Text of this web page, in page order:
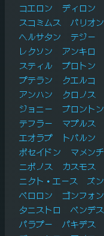
コエロン
ディロン
スコミムス
バリオン
ヘルサタン
テジー
レクソン
アンキロ
スティル
プロトン
プテラン
クエルコ
アンハン
クロノス
ジョニー
ブロントン
テフラー
マプルス
エオラプ
トバルン
ポセイドン
マメンチ
ニポノス
カスモス
ニクト・エース
ズ
ペロロン
ゴンフォン
タニストロ
ペンデス
パラプー
パキデス